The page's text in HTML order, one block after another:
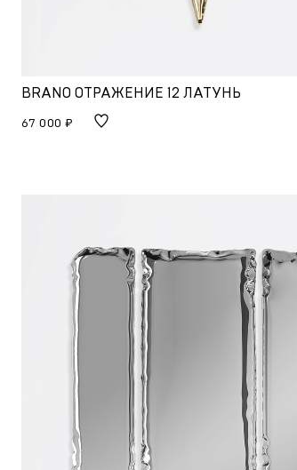
BRANO ОТРАЖЕНИЕ 12 ЛАТУНЬ
67 000 ₽